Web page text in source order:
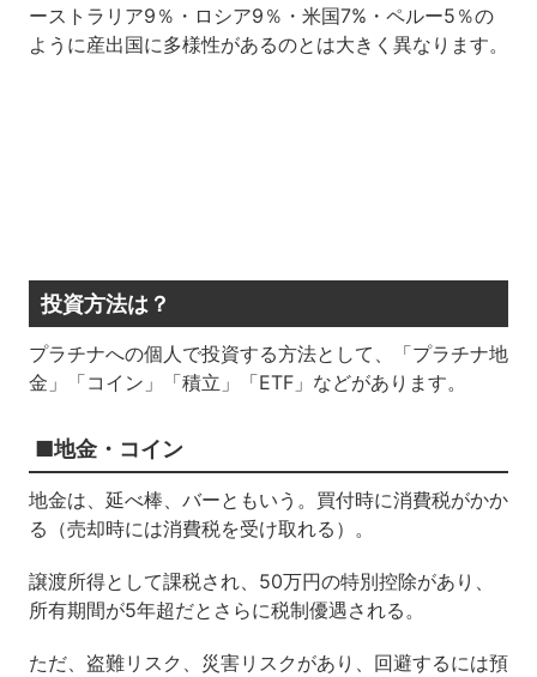
ーストラリア9％・ロシア9％・米国7%・ペルー5％の
ように産出国に多様性があるのとは大きく異なります。
投資方法は？
プラチナへの個人で投資する方法として、「プラチナ地
金」「コイン」「積立」「ETF」などがあります。
■地金・コイン
地金は、延べ棒、バーともいう。買付時に消費税がかか
る（売却時には消費税を受け取れる）。
譲渡所得として課税され、50万円の特別控除があり、
所有期間が5年超だとさらに税制優遇される。
ただ、盗難リスク、災害リスクがあり、回避するには預